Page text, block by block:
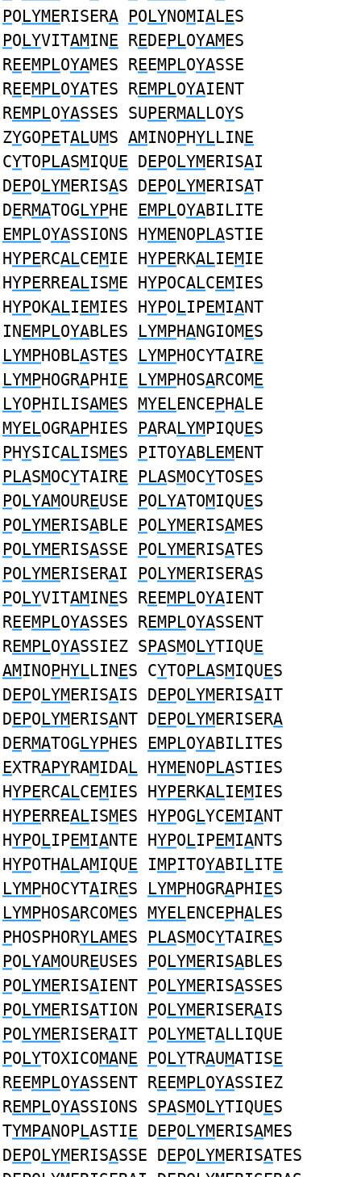
POLYMERISERA POLYNOMIALES
POLYVITAMINE REDEPLOYAMES
REEMPLOYAMES REEMPLOYASSE
REEMPLOYATES REMPLOYAIENT
REMPLOYASSES SUPERMALLOYS
ZYGOPETALUMS AMINOPHYLLINE
CYTOPLASMIQUE DEPOLYMERISAI
DEPOLYMERISAS DEPOLYMERISAT
DERMATOGLYPHE EMPLOYABILITE
EMPLOYASSIONS HYMENOPLASTIE
HYPERCALCEMIE HYPERKALIEMIE
HYPERREALISME HYPOCALCEMIES
HYPOKALIEMIES HYPOLIPEMIANT
INEMPLOYABLES LYMPHANGIOMES
LYMPHOBLASTES LYMPHOCYTAIRE
LYMPHOGRAPHIE LYMPHOSARCOME
LYOPHILISAMES MYELENCEPHALE
MYELOGRAPHIES PARALYMPIQUES
PHYSICALISMES PITOYABLEMENT
PLASMOCYTAIRE PLASMOCYTOSES
POLYAMOUREUSE POLYATOMIQUES
POLYMERISABLE POLYMERISAMES
POLYMERISASSE POLYMERISATES
POLYMERISERAI POLYMERISERAS
POLYVITAMINES REEMPLOYAIENT
REEMPLOYASSES REMPLOYASSENT
REMPLOYASSIEZ SPASMOLYTIQUE
AMINOPHYLLINES CYTOPLASMIQUES
DEPOLYMERISAIS DEPOLYMERISAIT
DEPOLYMERISANT DEPOLYMERISERA
DERMATOGLYPHES EMPLOYABILITES
EXTRAPYRAMIDAL HYMENOPLASTIES
HYPERCALCEMIES HYPERKALIEMIES
HYPERREALISMES HYPOGLYCEMIANT
HYPOLIPEMIANTE HYPOLIPEMIANTS
HYPOTHALAMIQUE IMPITOYABILITE
LYMPHOCYTAIRES LYMPHOGRAPHIES
LYMPHOSARCOMES MYELENCEPHALES
PHOSPHORYLAMES PLASMOCYTAIRES
POLYAMOUREUSES POLYMERISABLES
POLYMERISAIENT POLYMERISASSES
POLYMERISATION POLYMERISERAIS
POLYMERISERAIT POLYMETALLIQUE
POLYTOXICOMANE POLYTRAUMATISE
REEMPLOYASSENT REEMPLOYASSIEZ
REMPLOYASSIONS SPASMOLYTIQUES
TYMPANOPLASTIE DEPOLYMERISAMES
DEPOLYMERISASSE DEPOLYMERISATES